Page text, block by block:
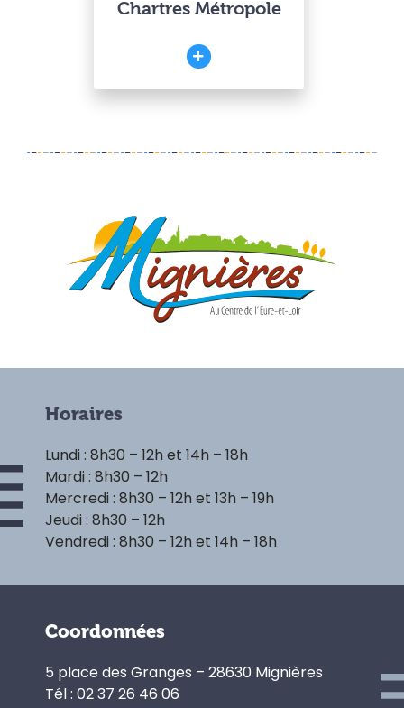
Chartres Métropole
Horaires
Lundi : 8h30 – 12h et 14h – 18h
Mardi : 8h30 – 12h
Mercredi : 8h30 – 12h et 13h – 19h
Jeudi : 8h30 – 12h
Vendredi : 8h30 – 12h et 14h – 18h
Coordonnées
5 place des Granges – 28630 Mignières
Tél : 02 37 26 46 06